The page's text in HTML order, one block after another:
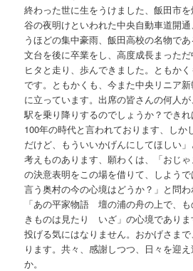
終わった世に生をうけました、飯田市
谷の夜明けといわれた中央自動車道開
うほどの集中豪雨、飯田高校の名物で
文台を後に卒業をし、高度成長まった
ヒタと走り、歩んできました。ともか
です。ともかくも、今また中央リニア
に立っています。出席の皆さんの何人
駅を乗り降りするのでしょうか？でき
100年の時代と言われております、しか
だけど、もういいかげんにしてほしい
考えものあります、願わくは、「おじ
の決意表明をこの場を借りて、しよう
言う奥村の今の心境はどうか？」と問わ
「あの平家物語 壇の浦の舟の上で、
きものは見たり いざ」の心境でありま
投げる気にはなりません。おかげさま
ります。共々、感謝しつつ、日々を迎
か。